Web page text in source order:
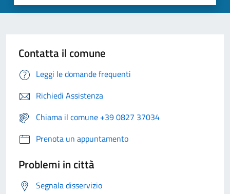
Contatta il comune
Leggi le domande frequenti
Richiedi Assistenza
Chiama il comune +39 0827 37034
Prenota un appuntamento
Problemi in città
Segnala disservizio